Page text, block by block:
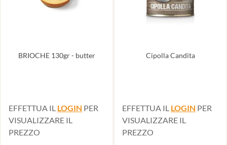
BRIOCHE 130gr - butter
EFFETTUA IL LOGIN PER
VISUALIZZARE IL
PREZZO
Cipolla Candita
EFFETTUA IL LOGIN PER
VISUALIZZARE IL
PREZZO